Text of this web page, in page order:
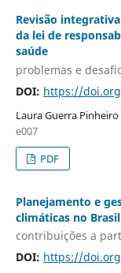
Revisão
da lei de
saúde
problemas e
DOI: https://
Laura Guerra
e007
PDF
Planejamento e
climáticas no Brasil
contribuições a
DOI: https://